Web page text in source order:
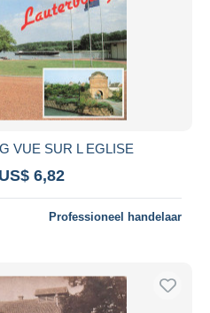
VUE SUR L EGLISE
6,82
Professioneel handelaar